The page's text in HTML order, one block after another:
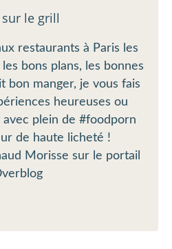
restaurants à Paris les
bons plans, les bonnes
bon manger, je vous fais
heureuses ou
avec plein de #foodporn
de haute licheté !
Morisse sur le portail